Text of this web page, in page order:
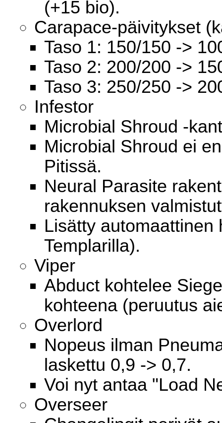
(+15 bio).
Carapace-päivitykset
Taso 1: 150/150 ->
Taso 2: 200/200 ->
Taso 3: 250/250 ->
Infestor
Microbial Shroud -
Microbial Shroud ei
Pitissä.
Neural Parasite
rakennuksen
Lisätty
Templarilla).
Viper
Abduct kohtelee
kohteena (peruutus
Overlord
Nopeus ilman
laskettu 0,9 -> 0,7.
Voi nyt antaa "Load
Overseer